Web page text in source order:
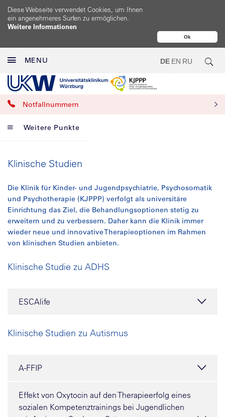
Ok
Diese Webseite verwendet Cookies, um Ihnen
ein angenehmeres Surfen zu ermöglichen.
Weitere Informationen
MENU DE EN RU
Notfallnummern
Weitere Punkte
Klinische Studien
Die Klinik für Kinder- und Jugendpsychiatrie, Psychosomatik
und Psychotherapie (KJPPP) verfolgt als universitäre
Einrichtung das Ziel, die Behandlungsoptionen stetig zu
erweitern und zu verbessern. Daher kann die Klinik immer
wieder neue und innovative Therapieoptionen im Rahmen
von klinischen Studien anbieten.
Klinische Studie zu ADHS
ESCAlife
Klinische Studien zu Autismus
A-FFIP
Effekt von Oxytocin auf den Therapieerfolg eines
sozialen Kompetenztrainings bei Jugendlichen